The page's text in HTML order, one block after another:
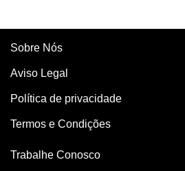
Sobre Nós
Aviso Legal
Política de privacidade
Termos e Condições
Trabalhe Conosco